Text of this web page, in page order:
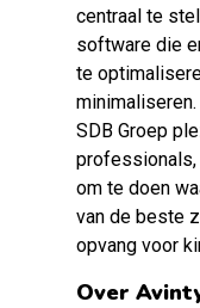
centraal te
software die
te
SDB Groep
professionals,
om te doen
van de beste
opvang voor
Over